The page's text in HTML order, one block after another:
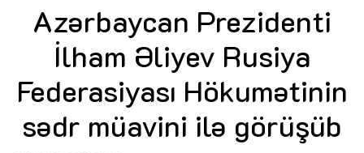
Azərbaycan Prezidenti
İlham Əliyev Rusiya
Federasiyası Hökumətinin
sədr müavini ilə görüşüb